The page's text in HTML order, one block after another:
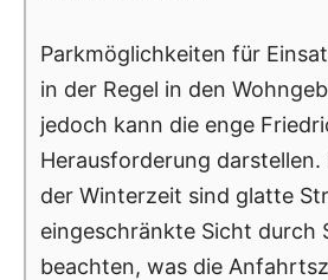
Parkmöglichkeiten für
in der Regel in den
jedoch kann die enge
Herausforderung darstellen.
der Winterzeit sind glatte
eingeschränkte Sicht durch
beachten, was die